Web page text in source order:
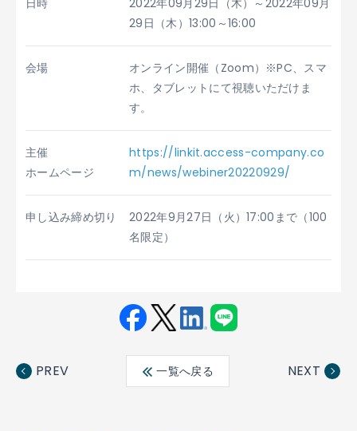
日時
2022年09月29日（木）～2022年09月
29日（木）13:00～16:00
会場
オンライン開催（Zoom）※PC、スマ
ホ、タブレットにて視聴いただけま
す。
主催
ホームページ
https://linkit.access-company.co
m/news/webiner20220929/
申し込み締め切り
2022年9月27日（火）17:00まで（100
名限定）
ebo ter
edin
PREV 一覧へ戻る NEXT